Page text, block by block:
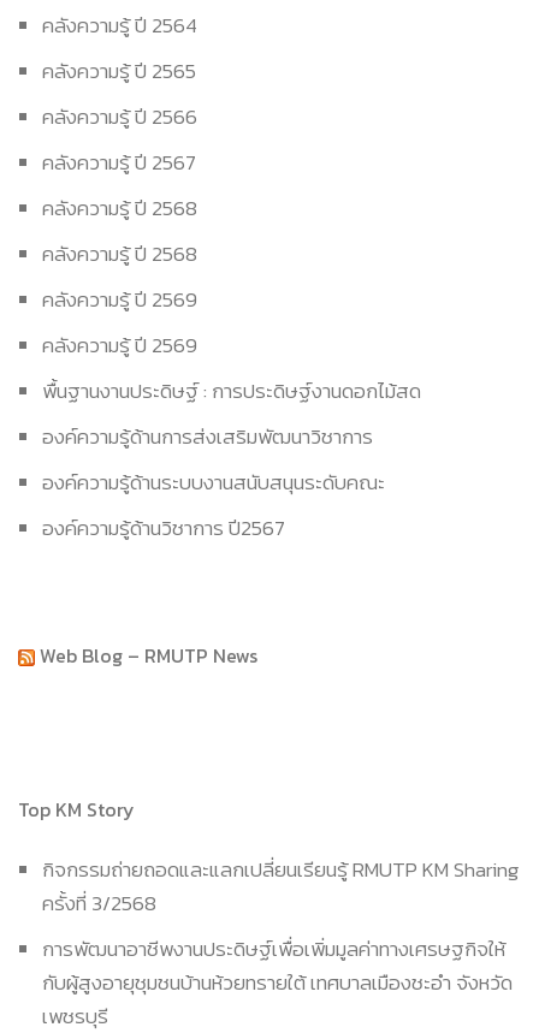
คลังความรู้ ปี 2564
คลังความรู้ ปี 2565
คลังความรู้ ปี 2566
คลังความรู้ ปี 2567
คลังความรู้ ปี 2568
คลังความรู้ ปี 2568
คลังความรู้ ปี 2569
คลังความรู้ ปี 2569
พื้นฐานงานประดิษฐ์ : การประดิษฐ์งานดอกไม้สด
องค์ความรู้ด้านการส่งเสริมพัฒนาวิชาการ
องค์ความรู้ด้านระบบงานสนับสนุนระดับคณะ
องค์ความรู้ด้านวิชาการ ปี2567
Web Blog – RMUTP News
Top KM Story
กิจกรรมถ่ายถอดและแลกเปลี่ยนเรียนรู้ RMUTP KM Sharing
ครั้งที่ 3/2568
การพัฒนาอาชีพงานประดิษฐ์เพื่อเพิ่มมูลค่าทางเศรษฐกิจให้
กับผู้สูงอายุชุมชนบ้านห้วยทรายใต้ เทศบาลเมืองชะอำ จังหวัด
เพชรบุรี